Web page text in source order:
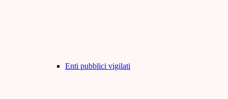
Enti pubblici vigilati